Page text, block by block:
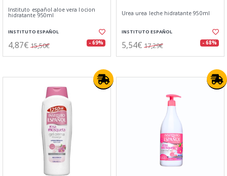
Instituto español aloe vera locion
hidratante 950ml
INSTITUTO ESPAÑOL
4,87€ 15,50€ - 69%
Urea urea leche hidratante 950ml
INSTITUTO ESPAÑOL
5,54€ 17,29€ - 68%